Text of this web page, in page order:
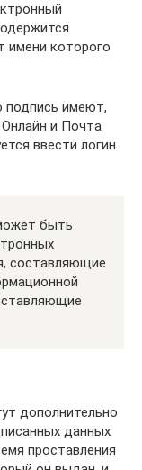
имени которого
подпись имеют,
и Почта
ввести логин
быть
составляющие
дополнительно
данных
проставления